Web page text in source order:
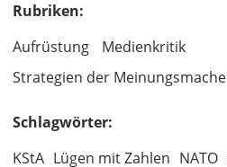
Rubriken:
Aufrüstung
Medienkritik
Strategien der Meinungsmache
Schlagwörter:
KStA Lügen mit Zahlen NATO